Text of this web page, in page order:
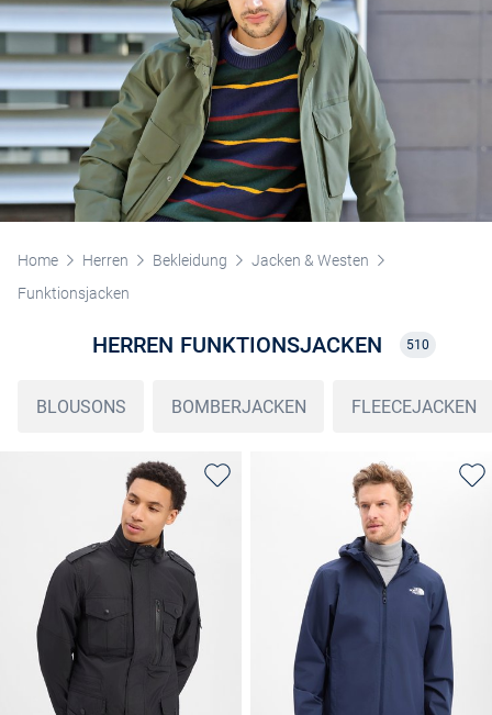
Home Herren Bekleidung
Jacken & Westen
Funktionsjacken
HERREN FUNKTIONSJACKEN 510
BLOUSONS BOMBERJACKEN FLEECEJACKEN